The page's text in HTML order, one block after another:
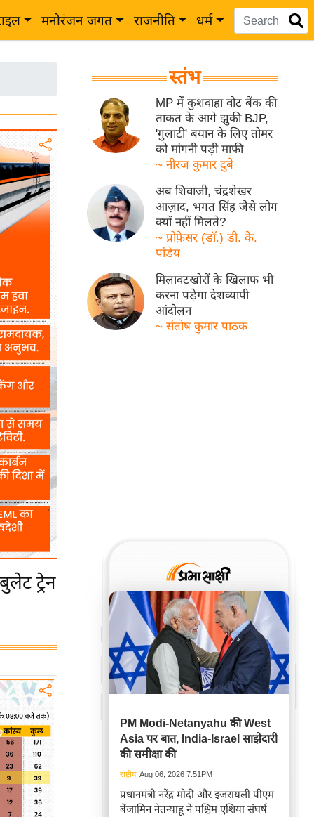
मनोरंजन जगत राजनीति धर्म
ट्रेन
स्तंभ
MP में कुशवाहा वोट बैंक की
ताकत के आगे झुकी BJP,
'गुलाटी' बयान के लिए तोमर
को मांगनी पड़ी माफी
~ नीरज कुमार दुबे
अब शिवाजी, चंद्रशेखर
आज़ाद, भगत सिंह जैसे लोग
क्यों नहीं मिलते?
~ प्रोफ़ेसर (डॉ.) डी. के.
पांडेय
मिलावटखोरों के खिलाफ भी
करना पड़ेगा देशव्यापी
आंदोलन
~ संतोष कुमार पाठक
PM Modi-Netanyahu की West
Asia पर बात, India-Israel साझेदारी
की समीक्षा की
राष्ट्रीय Aug 06, 2026 7:51PM
प्रधानमंत्री नरेंद्र मोदी और इजरायली पीएम
बेंजामिन नेतन्याहू ने पश्चिम एशिया संघर्ष